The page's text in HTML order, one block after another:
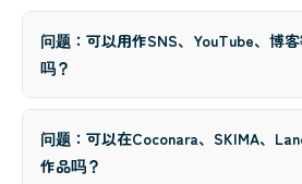
问题：可以用作SNS、YouTube、博
吗？
问题：可以在Coconara、SKIMA、
作品吗？